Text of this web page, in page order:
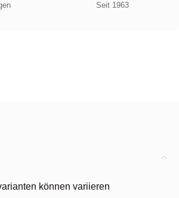
Seit 1963
können variieren